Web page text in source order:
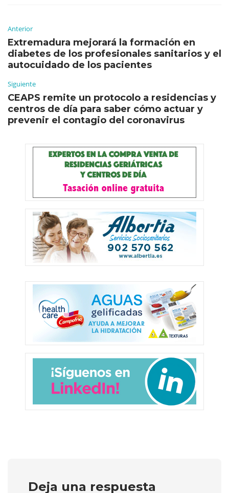
Anterior
Extremadura mejorará la formación en
diabetes de los profesionales sanitarios y el
autocuidado de los pacientes
Siguiente
CEAPS remite un protocolo a residencias y
centros de día para saber cómo actuar y
prevenir el contagio del coronavirus
Deja una respuesta